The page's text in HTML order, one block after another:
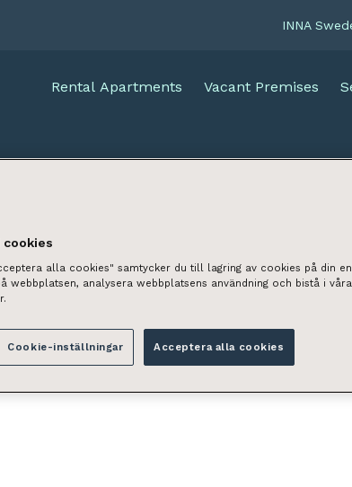
INNA
Rental Apartments Vacant Premises
cookies
alla cookies" samtycker du till lagring av cookies på din
webbplatsen, analysera webbplatsens användning och bistå i våra
Cookie-inställningar Acceptera alla cookies